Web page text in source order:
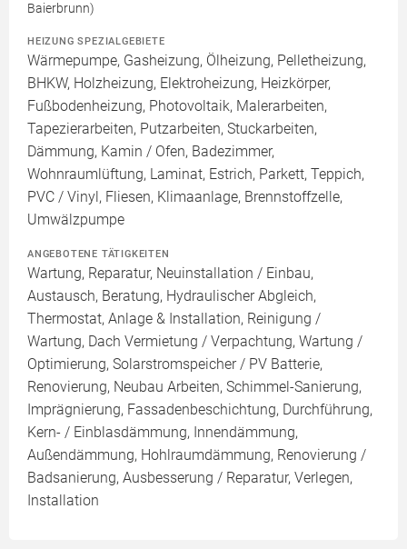
Baierbrunn)
HEIZUNG SPEZIALGEBIETE
Wärmepumpe, Gasheizung, Ölheizung, Pelletheizung,
BHKW, Holzheizung, Elektroheizung, Heizkörper,
Fußbodenheizung, Photovoltaik, Malerarbeiten,
Tapezierarbeiten, Putzarbeiten, Stuckarbeiten,
Dämmung, Kamin / Ofen, Badezimmer,
Wohnraumlüftung, Laminat, Estrich, Parkett, Teppich,
PVC / Vinyl, Fliesen, Klimaanlage, Brennstoffzelle,
Umwälzpumpe
ANGEBOTENE TÄTIGKEITEN
Wartung, Reparatur, Neuinstallation / Einbau,
Austausch, Beratung, Hydraulischer Abgleich,
Thermostat, Anlage & Installation, Reinigung /
Wartung, Dach Vermietung / Verpachtung, Wartung /
Optimierung, Solarstromspeicher / PV Batterie,
Renovierung, Neubau Arbeiten, Schimmel-Sanierung,
Imprägnierung, Fassadenbeschichtung, Durchführung,
Kern- / Einblasdämmung, Innendämmung,
Außendämmung, Hohlraumdämmung, Renovierung /
Badsanierung, Ausbesserung / Reparatur, Verlegen,
Installation